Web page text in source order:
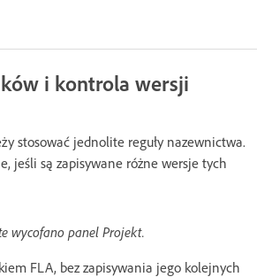
i kontrola wersji
stosować jednolite reguły nazewnictwa.
jeśli są zapisywane różne wersje tych
wycofano panel Projekt.
FLA, bez zapisywania jego kolejnych